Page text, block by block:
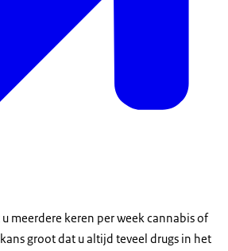
meerdere keren per week cannabis of
groot dat u altijd teveel drugs in het